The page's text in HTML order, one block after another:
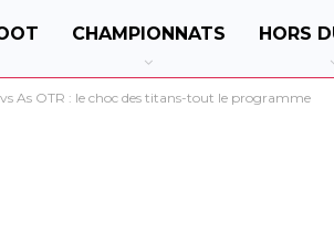
CHAMPIONNATS HORS
As OTR : le choc des titans-tout le programme